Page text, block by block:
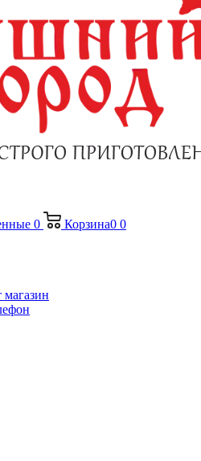
0 Корзина0 0
магазин